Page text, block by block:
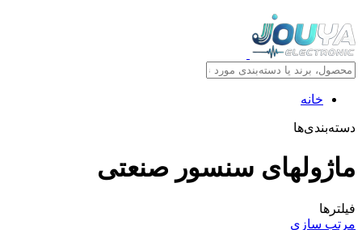
خانه
دسته‌بندی‌ها
ماژولهای سنسور صنعتی
فیلترها
مرتب سازی